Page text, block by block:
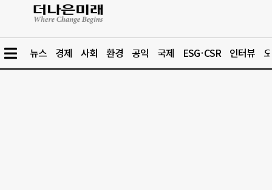
뉴스 경제 사회 환경 공익 국제 ESG·CSR 인터뷰